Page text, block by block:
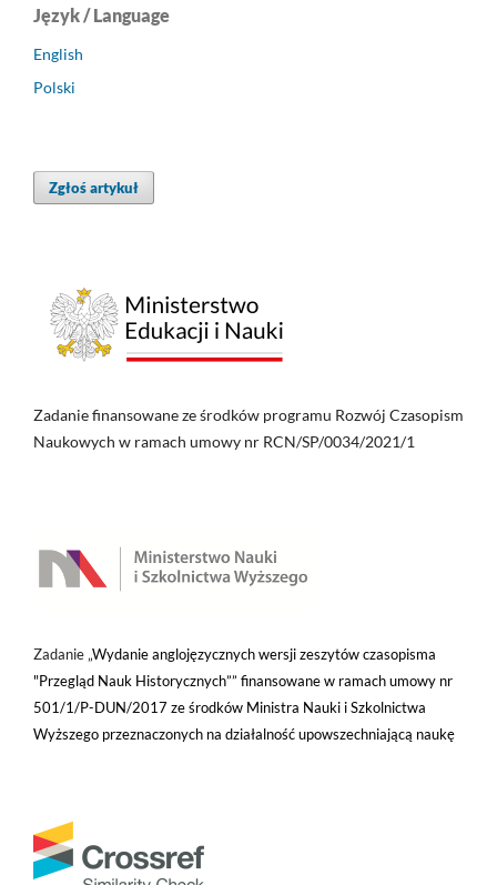
Język / Language
English
Polski
Zgłoś artykuł
Zadanie finansowane ze środków programu Rozwój Czasopism
Naukowych w ramach umowy nr RCN/SP/0034/2021/1
Zadanie „Wydanie anglojęzycznych wersji zeszytów czasopisma
"Przegląd Nauk Historycznych”” finansowane w ramach umowy nr
501/1/P-DUN/2017 ze środków Ministra Nauki i Szkolnictwa
Wyższego przeznaczonych na działalność upowszechniającą naukę